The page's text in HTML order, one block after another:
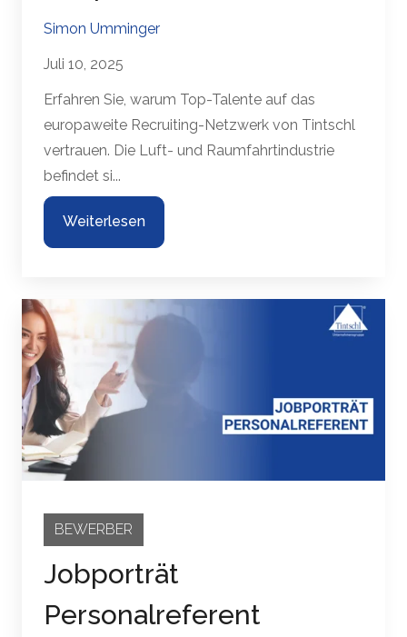
Simon Umminger
Juli 10, 2025
Erfahren Sie, warum Top-Talente auf das
europaweite Recruiting-Netzwerk von Tintschl
vertrauen. Die Luft- und Raumfahrtindustrie
befindet si...
Weiterlesen
BEWERBER
Jobporträt
Personalreferent